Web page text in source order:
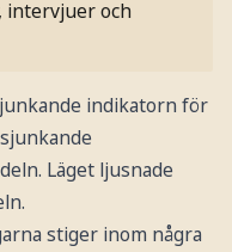
intervjuer och
indikatorn för
Läget ljusnade
stiger inom några